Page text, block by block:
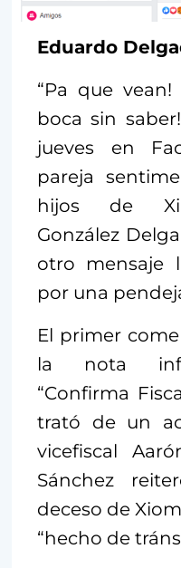
Eduardo
“Pa que
boca sin
jueves en
pareja
hijos de
González
otro mensaje
por una
El primer
la nota
“Confirma
trató de un
vicefiscal
Sánchez
deceso de
“hecho de